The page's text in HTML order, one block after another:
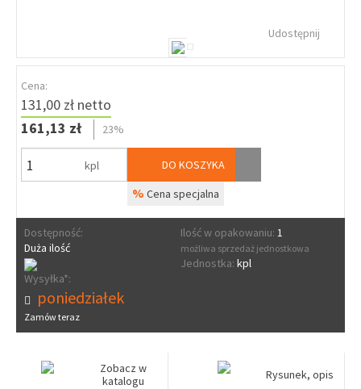
Udostępnij
Cena:
131,00 zł netto
161,13 zł
23%
kpl DO KOSZYKA
% Cena specjalna
Dostępność:
Duża ilość
Ilość w opakowaniu: 1
możliwa sprzedaż jednostkowa
Jednostka: kpl
Wysyłka*:
poniedziałek
Zamów teraz
Zobacz w
katalogu
Rysunek, opis